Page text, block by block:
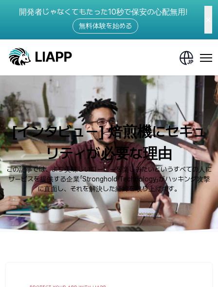
開発者じゃなくてもたった10秒で保安の心配無用!
無料体験を始める
[インタビュー] 焙煎機にセキュ
リティが必要な理由
この記事では、より美味しいコーヒーを楽しみたいというすべての人に
サービスを提供する企業「Stronghold Technology」がハッキング攻撃
に直面し、それを解決した経緯を取り上げます。